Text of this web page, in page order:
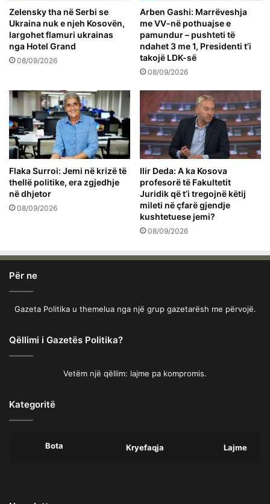
Zelensky tha në Serbi se
Ukraina nuk e njeh Kosovën,
largohet flamuri ukrainas
nga Hotel Grand
08/09/2026
Arben Gashi: Marrëveshja
me VV-në pothuajse e
pamundur – pushteti të
ndahet 3 me 1, Presidenti t’i
takojë LDK-së
08/09/2026
Flaka Surroi: Jemi në krizë të
thellë politike, era zgjedhje
në dhjetor
08/09/2026
Ilir Deda: A ka Kosova
profesorë të Fakultetit
Juridik që t’i tregojnë këtij
mileti në çfarë gjendje
kushtetuese jemi?
08/09/2026
Për ne
Gazeta Politika u themelua nga një grup gazetarësh me përvojë.
Qëllimi i Gazetës Politika?
Vetëm një qëllim: lajme pa kompromis.
Kategoritë
Bota Kryefaqja Lajme